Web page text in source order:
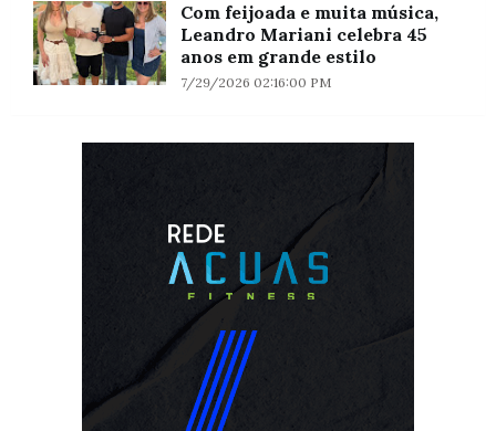
Com feijoada e muita música,
Leandro Mariani celebra 45
anos em grande estilo
7/29/2026 02:16:00 PM